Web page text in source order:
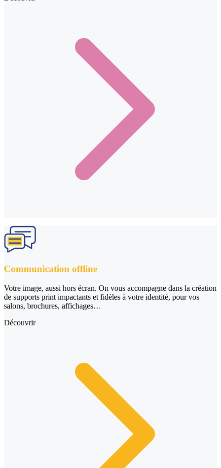
Communication offline
Votre image, aussi hors écran. On vous accompagne dans la création
de supports print impactants et fidèles à votre identité, pour vos
salons, brochures, affichages…
Découvrir